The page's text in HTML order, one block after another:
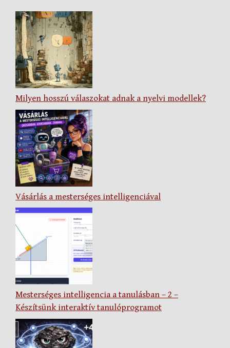
Milyen hosszú válaszokat adnak a nyelvi modellek?
Vásárlás a mesterséges intelligenciával
Mesterséges intelligencia a tanulásban – 2 –
Készítsünk interaktív tanulóprogramot